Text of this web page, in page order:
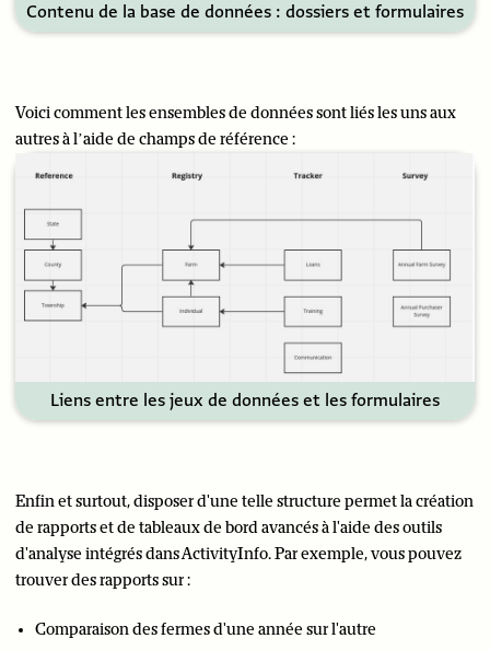
Contenu de la base de données : dossiers et formulaires
Voici comment les ensembles de données sont liés les uns aux
autres à l’aide de champs de référence :
Liens entre les jeux de données et les formulaires
Enfin et surtout, disposer d'une telle structure permet la création
de rapports et de tableaux de bord avancés à l'aide des outils
d'analyse intégrés dans ActivityInfo. Par exemple, vous pouvez
trouver des rapports sur :
Comparaison des fermes d'une année sur l'autre